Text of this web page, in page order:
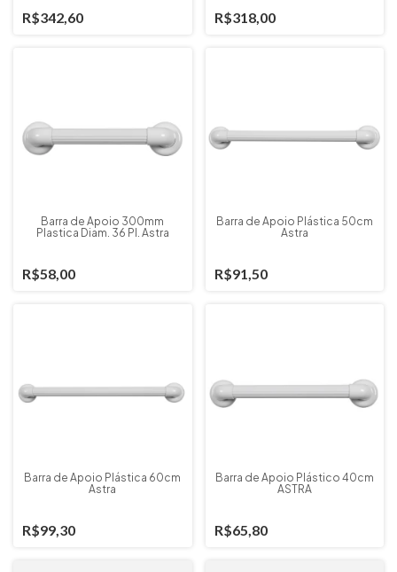
R$342,60 R$318,00
Barra de Apoio 300mm
Plastica Diam. 36 Pl. Astra
R$58,00
Barra de Apoio Plástica 50cm
Astra
R$91,50
Barra de Apoio Plástica 60cm
Astra
R$99,30
Barra de Apoio Plástico 40cm
ASTRA
R$65,80